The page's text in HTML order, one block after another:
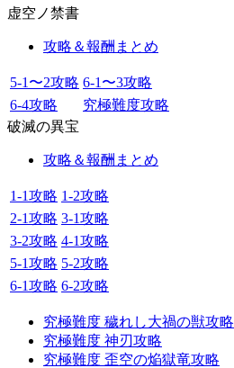
虚空ノ禁書
攻略＆報酬まとめ
5-1〜2攻略 6-1〜3攻略
6-4攻略
究極難度攻略
破滅の異宝
攻略＆報酬まとめ
1-1攻略 1-2攻略
2-1攻略 3-1攻略
3-2攻略 4-1攻略
5-1攻略 5-2攻略
6-1攻略 6-2攻略
究極難度 穢れし大禍の獣攻略
究極難度 神刃攻略
究極難度 歪空の焔獄竜攻略